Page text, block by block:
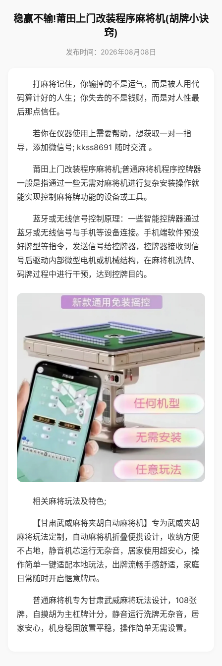
稳赢不输!莆田上门改装程序麻将机(胡牌小诀
窍)
发布时间：2026年08月08日
打麻将记住，你输掉的不是运气，而是被人用代
码算计好的人生；你失去的不是钱财，而是对人性最
后那点信任。
若你在仪器使用上需要帮助，想获取一对一指
导，添加微信号; kkss8691 随时交流 。
莆田上门改装程序麻将机;普通麻将机程序控牌器
一般是指通过一些无需对麻将机进行复杂安装操作就
能实现控制麻将牌功能的设备或工具。
蓝牙或无线信号控制原理：一些智能控牌器通过
蓝牙或无线信号与手机等设备连接。手机端软件预设
好牌型等指令，发送信号给控牌器，控牌器接收到信
号后驱动内部微型电机或机械结构，在麻将机洗牌、
码牌过程中进行干预，达到控牌目的。
相关麻将玩法及特色;
【甘肃武威麻将夹胡自动麻将机】专为武威夹胡
麻将玩法定制，自动麻将机折叠便携设计，收纳方便
不占地，静音机芯运行无杂音，居家使用超安心，操
作简单一键适配本地玩法，出牌流畅手感舒适，家庭
日常随时开启惬意牌局。
普通麻将机专为甘肃武威麻将玩法设计，108张
牌，自摸胡为主杠牌计分，静音运行洗牌无杂音，居
家安心，机身稳固放置平稳，操作简单无需设置。